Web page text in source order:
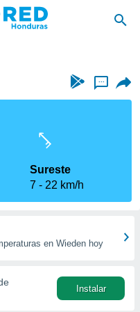
...
Sureste
7
22 km/h
en Wieden hoy
Instalar